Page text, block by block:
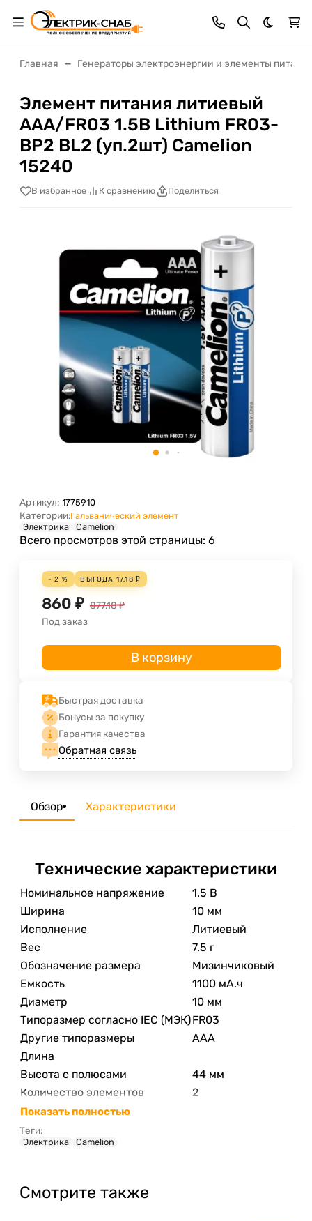
Темная
Главная Генераторы электроэнергии и элементы
Элемент питания литиевый
AAA/FR03 1.5В Lithium FR03-
BP2 BL2 (уп.2шт) Camelion
15240
В избранное К сравнению Поделиться
Артикул: 1775910
Категории:Гальванический элемент
Электрика
Camelion
Всего просмотров этой страницы: 6
- 2 % ВЫГОДА 17,18 ₽
860 ₽ 877,18₽
Под заказ
В корзину
Быстрая доставка
Бонусы за покупку
Гарантия качества
Обратная связь
Обзор Характеристики
Технические характеристики
Номинальное напряжение
1.5 В
Ширина
10 мм
Исполнение
Литиевый
Вес
7.5 г
Обозначение размера
Мизинчиковый
Емкость
1100 мА.ч
Диаметр
10 мм
Типоразмер согласно IEC (МЭК)FR03
Другие типоразмеры
AAA
Длина
Высота с полюсами
44 мм
Количество элементов
2
Показать полностью
Теги:
Электрика Camelion
Смотрите также